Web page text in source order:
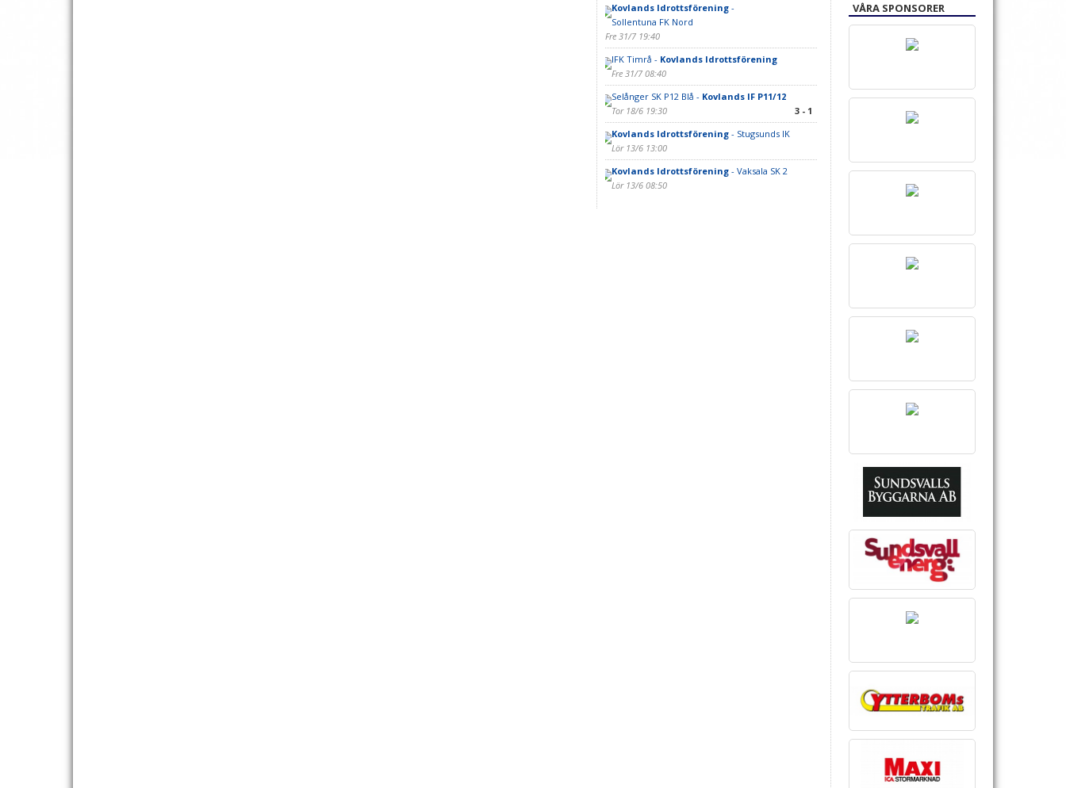
Kovlands Idrottsförening-
Sollentuna FK Nord
Fre 31/7 19:40
IFK Timrå - Kovlands Idrottsförening
Fre 31/7 08:40
Selånger SK P12 Blå - Kovlands IF P11/12
Tor 18/6 19:30
3 - 1
Kovlands Idrottsförening- Stugsunds IK
Lör 13/6 13:00
Kovlands Idrottsförening- Vaksala SK 2
Lör 13/6 08:50
VÅRA SPONSORER